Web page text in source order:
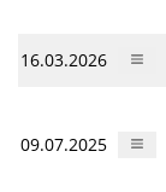
16.03.2026
09.07.2025